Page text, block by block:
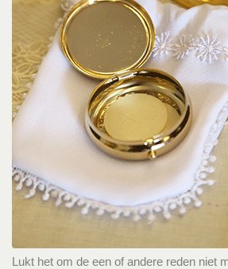
Lukt het om de een of andere reden niet